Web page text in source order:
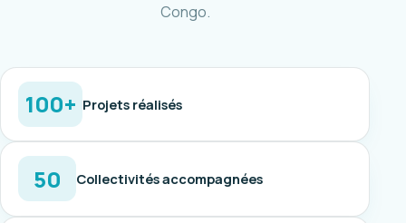
Congo.
100+ Projets réalisés
50 Collectivités accompagnées